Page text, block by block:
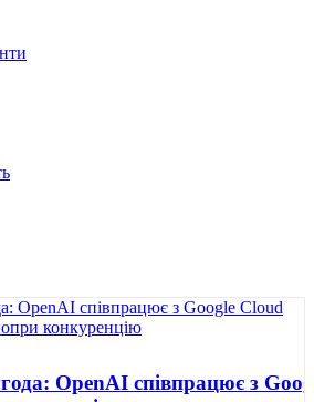
OpenAI співпрацює з